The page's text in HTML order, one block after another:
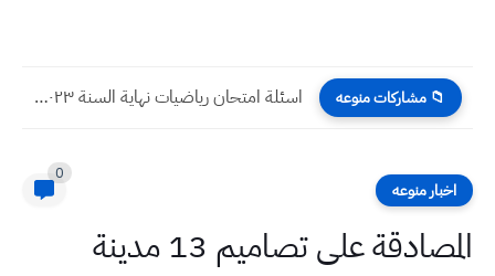
📁 مشاركات منوعه اسئلة امتحان رياضيات نهاية السنة ٢٠٢٣ الرابع الابتدائي
اخبار منوعه
0
المصادقة على تصاميم 13 مدينة